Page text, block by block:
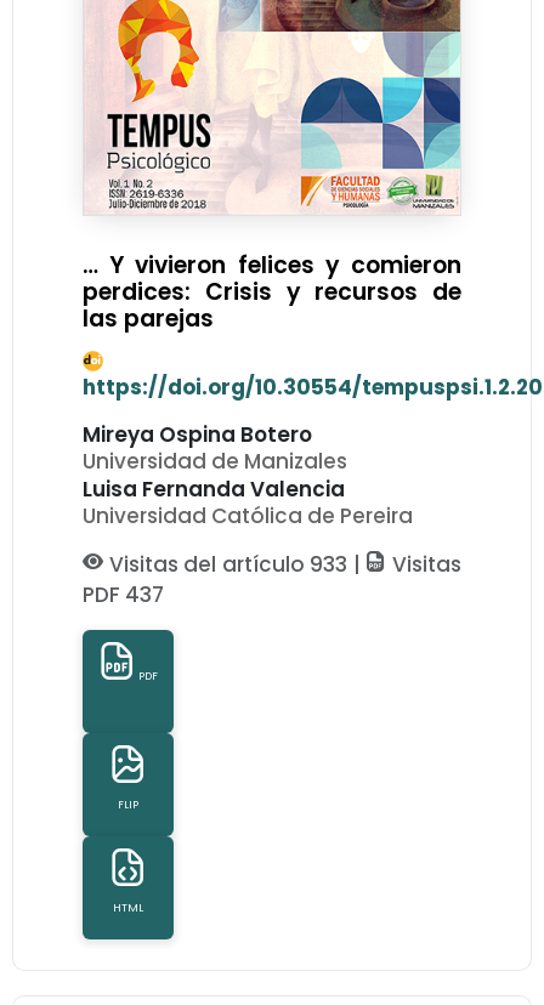
… Y vivieron felices y comieron
perdices: Crisis y recursos de
las parejas
https://doi.org/10.30554/
Mireya Ospina Botero
Universidad de Manizales
Luisa Fernanda Valencia
Universidad Católica de Pereira
Visitas del artículo 933 |
Visitas
PDF 437
PDF
FLIP
HTML